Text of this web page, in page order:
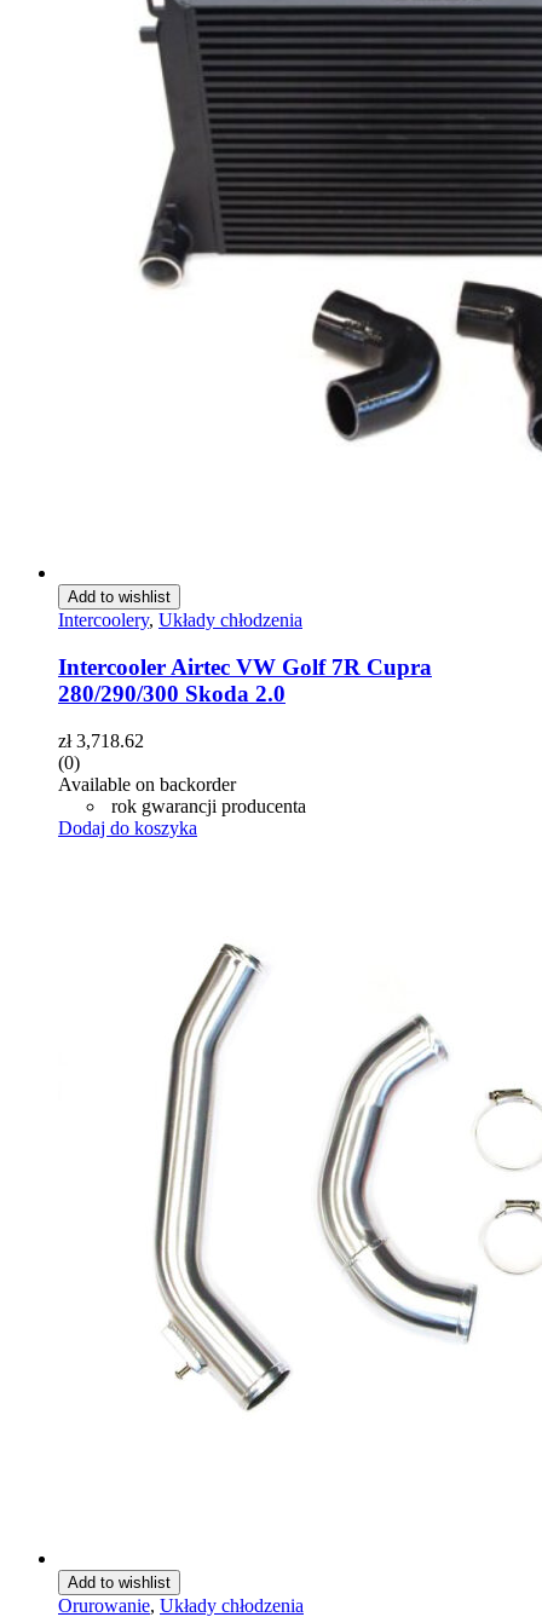
Add to wishlist
Intercoolery, Układy chłodzenia
Intercooler Airtec VW Golf 7R Cupra
280/290/300 Skoda 2.0
zł3,718.62
(0)
Available on backorder
rok gwarancji producenta
Dodaj do koszyka
Add to wishlist
Orurowanie, Układy chłodzenia